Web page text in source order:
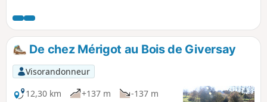
d'un passage glissant.
De chez Mérigot au Bois de Giversay
Visorandonneur
12,30 km
+137 m
-137 m